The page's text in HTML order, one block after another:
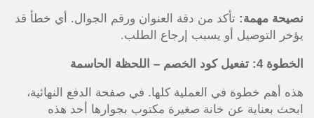
نصيحة مهمة: تأكد من دقة العنوان ورقم الجوال. أي خطأ قد
يؤخر التوصيل أو يسبب إرجاع الطلب.
الخطوة 4: تفعيل كود الخصم – اللحظة الحاسمة
هذه أهم خطوة في العملية كلها. في صفحة الدفع النهائية،
ابحث بعناية عن خانة صغيرة مكتوب بجوارها أحد هذه